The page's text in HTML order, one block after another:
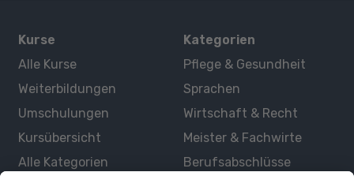
Kurse
Alle Kurse
Weiterbildungen
Umschulungen
Kursübersicht
Alle Kategorien
Kategorien
Pflege & Gesundheit
Sprachen
Wirtschaft & Recht
Meister & Fachwirte
Berufsabschlüsse